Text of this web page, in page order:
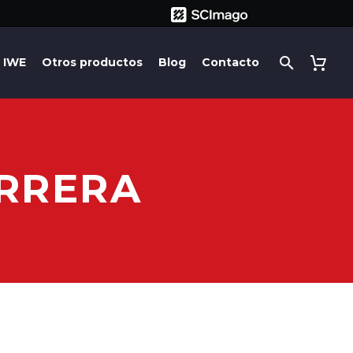
IWE Otros productos Blog Contacto